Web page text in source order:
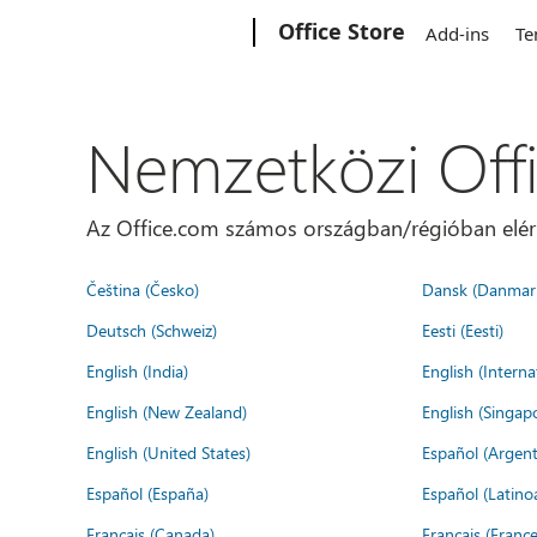
Office Store Add-ins
Nemzetközi
Az Office.com számos országban/régióban
Čeština (Česko)
Dansk
Deutsch (Schweiz)
Eesti (Eesti)
English (India)
English
English (New Zealand)
English
English (United States)
Español
Español (España)
Español